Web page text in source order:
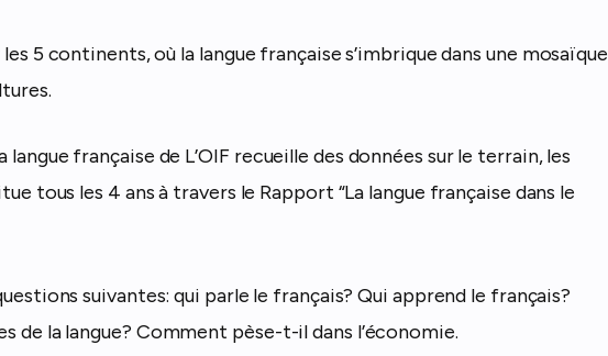
5 continents, où la langue française s’imbrique dans une mosaïque
langue française de L’OIF recueille des données sur le terrain, les
tous les 4 ans à travers le Rapport “La langue française dans le
suivantes: qui parle le français? Qui apprend le français?
de la langue? Comment pèse-t-il dans l’économie.